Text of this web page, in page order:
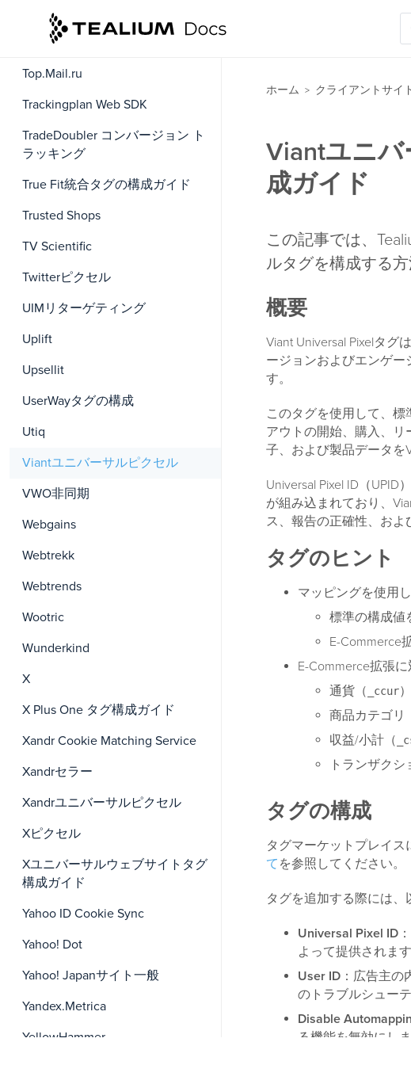
バージョンイベント
TikTok Pixel
Top.Mail.ru
Trackingplan Web SDK
TradeDoubler コンバージョン ト
ラッキング
True Fit統合タグの構成ガイド
Trusted Shops
TV Scientific
Twitterピクセル
UIMリターゲティング
Uplift
Upsellit
UserWayタグの構成
Utiq
Viantユニバーサルピクセル
VWO非同期
Webgains
Webtrekk
Webtrends
Wootric
Wunderkind
X
X Plus One タグ構成ガイド
Xandr Cookie Matching Service
Xandrセラー
Xandrユニバーサルピクセル
Xピクセル
Xユニバーサルウェブサイトタグ
構成ガイド
Yahoo ID Cookie Sync
Yahoo! Dot
Yahoo! Japanサイト一般
Yandex.Metrica
YellowHammer
ホーム > クライアントサイ
Viantユニ
成ガイド
この記事では、
ルタグを構成する
概要
Viant Universal Pixelタグ
ージョンおよびエンゲ
す。
このタグを使用して、
アウトの開始、購入、
子、および製品データを
Universal Pixel ID（
が組み込まれており、
ス、報告の正確性、およ
タグのヒント
マッピングを使用し
標準の構成値
E-Commerce
E-Commerce拡張に
通貨（
_ccur）
商品カテゴリ
収益/小計（
トランザクシ
タグの構成
タグマーケットプレイス
て を参照してください。
タグを追加する際には、
Universal Pixel ID
よって提供されます
User ID ：広告主
のトラブルシュー
Disable
る機能を無効にしま